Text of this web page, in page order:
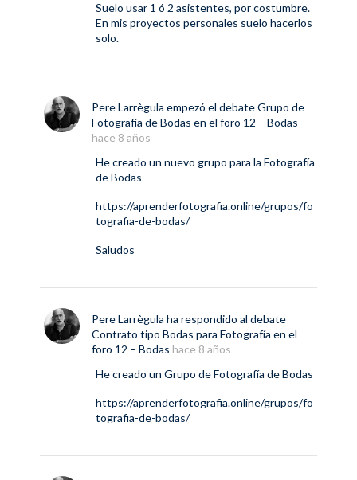
Suelo usar 1 ó 2 asistentes, por costumbre.
En mis proyectos personales suelo hacerlos
solo.
Pere Larrègula empezó el debateGrupo de
Fotografía de Bodas en el foro 12 – Bodas
hace 8 años
He creado un nuevo grupo para la Fotografía
de Bodas
https://aprenderfotografia.online/grupos/fo
tografia-de-bodas/
Saludos
Pere Larrègula ha respondido al debate
Contrato tipo Bodas para Fotografía en el
foro 12 – Bodas hace 8 años
He creado un Grupo de Fotografía de Bodas
https://aprenderfotografia.online/grupos/fo
tografia-de-bodas/